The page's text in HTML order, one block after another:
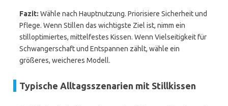
Fazit: Wähle nach Hauptnutzung. Priorisiere Sicherheit und
Pflege. Wenn Stillen das wichtigste Ziel ist, nimm ein
stilloptimiertes, mittelfestes Kissen. Wenn Vielseitigkeit für
Schwangerschaft und Entspannen zählt, wähle ein
größeres, weicheres Modell.
Typische Alltagsszenarien mit Stillkissen